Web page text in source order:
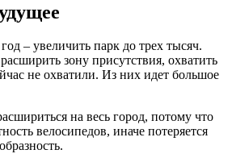
– увеличить парк до трех тысяч.
зону присутствия, охватить
не охватили. Из них идет большое
на весь город, потому что
велосипедов, иначе потеряется